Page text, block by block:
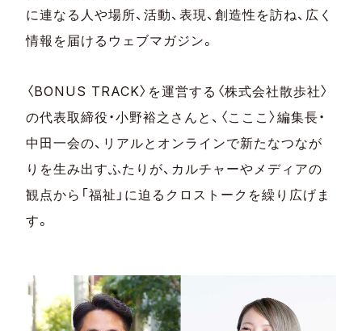
に連なる人や場所、活動、表現、創造性を訪ね、広く
情報を届けるウェブマガジン。
〈BONUS TRACK〉を運営する〈株式会社散歩社〉
の代表取締役・小野裕之さんと、〈こここ〉編集長・
中田一会の、リアルとオンラインで新たなつなが
りを生み出すふたりが、カルチャーやメディアの
観点から「福祉」に迫るクロストークを繰り広げま
す。